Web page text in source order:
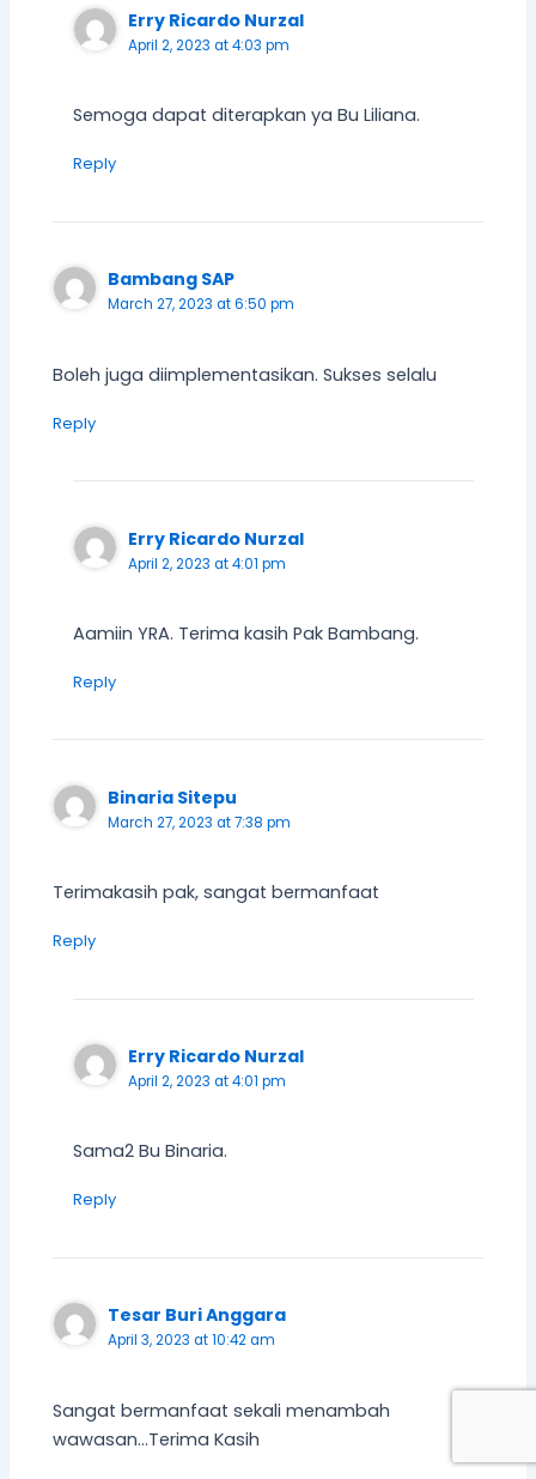
Erry Ricardo Nurzal
April 2, 2023 at 4:03 pm
Semoga dapat diterapkan ya Bu Liliana.
Reply
Bambang SAP
March 27, 2023 at 6:50 pm
Boleh juga diimplementasikan. Sukses selalu
Reply
Erry Ricardo Nurzal
April 2, 2023 at 4:01 pm
Aamiin YRA. Terima kasih Pak Bambang.
Reply
Binaria Sitepu
March 27, 2023 at 7:38 pm
Terimakasih pak, sangat bermanfaat
Reply
Erry Ricardo Nurzal
April 2, 2023 at 4:01 pm
Sama2 Bu Binaria.
Reply
Tesar Buri Anggara
April 3, 2023 at 10:42 am
Sangat bermanfaat sekali menambah
wawasan…Terima Kasih